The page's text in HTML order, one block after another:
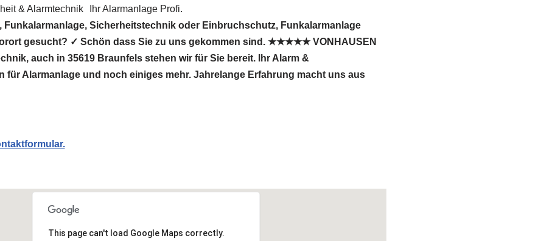
& Alarmtechnik
Ihr Alarmanlage Profi.
Funkalarmanlage, Sicherheitstechnik oder Einbruchschutz, Funkalarmanlage
gesucht? ✓ Schön dass Sie zu uns gekommen sind. ★★★★★ VONHAUSEN
auch in 35619 Braunfels stehen wir für Sie bereit. Ihr Alarm &
für Alarmanlage und noch einiges mehr. Jahrelange Erfahrung macht uns aus
This page can't load Google Maps correctly.